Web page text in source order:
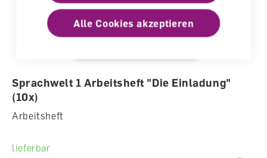
Sprachwelt 1 Arbeitsheft "Die Einladung"
(10x)
Arbeitsheft
lieferbar
Alle Cookies akzeptieren